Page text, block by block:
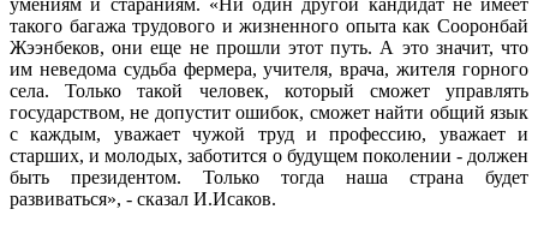
такого багажа трудового и жизненного опыта как Сооронбай
Жээнбеков, они еще не прошли этот путь. А это значит, что
им неведома судьба фермера, учителя, врача, жителя горного
села. Только такой человек, который сможет управлять
государством, не допустит ошибок, сможет найти общий язык
с каждым, уважает чужой труд и профессию, уважает и
старших, и молодых, заботится о будущем поколении - должен
быть президентом. Только тогда наша страна будет
развиваться», - сказал И.Исаков.